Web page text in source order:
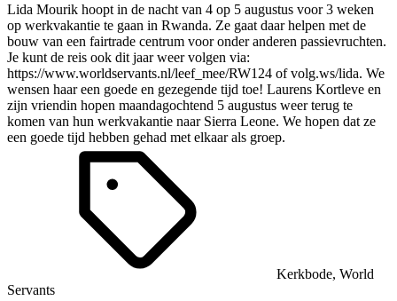
Lida Mourik hoopt in de nacht van 4 op 5 augustus voor 3 weken
op werkvakantie te gaan in Rwanda. Ze gaat daar helpen met de
bouw van een fairtrade centrum voor onder anderen passievruchten.
Je kunt de reis ook dit jaar weer volgen via:
https://www.worldservants.nl/leef_mee/RW124 ofvolg.ws/lida. We
wensen haar een goede en gezegende tijd toe! Laurens Kortleve en
zijn vriendin hopen maandagochtend 5 augustus weer terug te
komen van hun werkvakantie naar Sierra Leone. We hopen dat ze
een goede tijd hebben gehad met elkaar als groep.
Kerkbode, World
Servants